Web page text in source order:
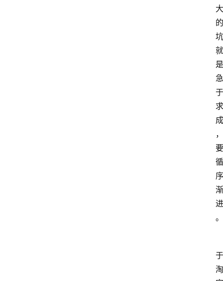
大
的
坑
就
是
急
于
求
成
，
要
循
序
渐
进
。
于
淘